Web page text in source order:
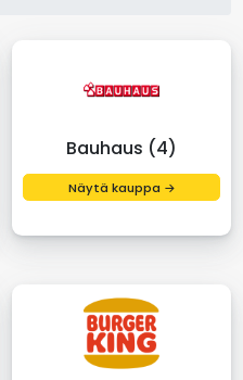
Bauhaus (4)
Näytä kauppa →